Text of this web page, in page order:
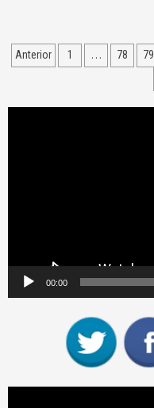
Navegación
entradas
Anterior 1 … 78 79
00:00